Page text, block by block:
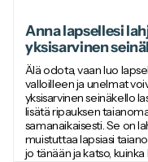
Anna lapsellesi
yksisarvinen
Älä odota, vaan luo
valloilleen ja unelmat
yksisarvinen seinäkello
lisätä ripauksen
samanaikaisesti. Se on
muistuttaa lapsiasi
jo tänään ja katso,